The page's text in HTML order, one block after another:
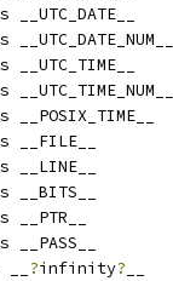
?infinity?